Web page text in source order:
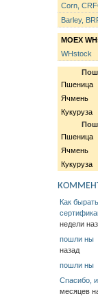
Corn,
Barley,
MOEX
WHstock
Пшеница
Ячмень
Кукуруза
Пшеница
Ячмень
Кукуруза
Как
недели
пошли ны
назад
пошли ны
Спасибо,
месяцев